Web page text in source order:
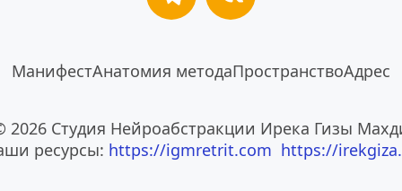
МанифестАнатомия методаПространствоАдрес
2026 Студия Нейроабстракции Ирека Гизы
ресурсы: https://igmretrit.com https://